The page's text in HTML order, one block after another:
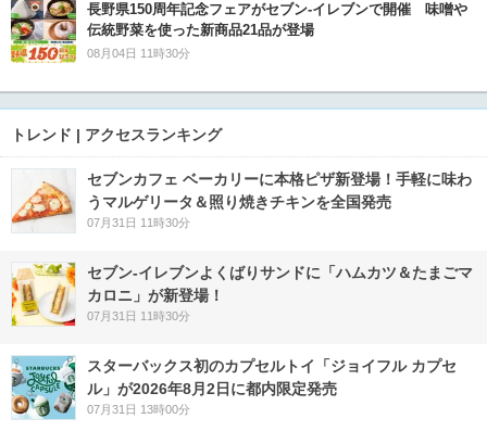
長野県150周年記念フェアがセブン-イレブンで開催 味噌や
伝統野菜を使った新商品21品が登場
08月04日 11時30分
トレンド | アクセスランキング
セブンカフェ ベーカリーに本格ピザ新登場！手軽に味わ
うマルゲリータ＆照り焼きチキンを全国発売
07月31日 11時30分
セブン‐イレブンよくばりサンドに「ハムカツ＆たまごマ
カロニ」が新登場！
07月31日 11時30分
スターバックス初のカプセルトイ「ジョイフル カプセ
ル」が2026年8月2日に都内限定発売
07月31日 13時00分